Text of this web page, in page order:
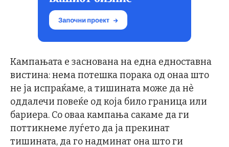
Кампањата е заснована на една едноставна
вистина: нема потешка порака од онаа што
не ја испраќаме, а тишината може да нè
оддалечи повеќе од која било граница или
бариера. Со оваа кампања сакаме да ги
поттикнеме луѓето да ја прекинат
тишината, да го надминат она што ги